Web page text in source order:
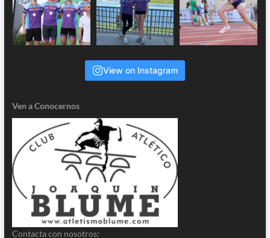
View on Instagram
Ven a Conocernos
Contacta con nosotros: